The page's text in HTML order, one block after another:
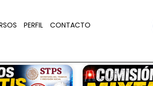
PERFIL CONTACTO